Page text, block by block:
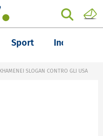
Sport Inchieste
SLOGAN CONTRO GLI USA